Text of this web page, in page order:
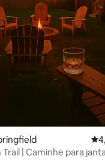
de 5, 733
| Caminhe para